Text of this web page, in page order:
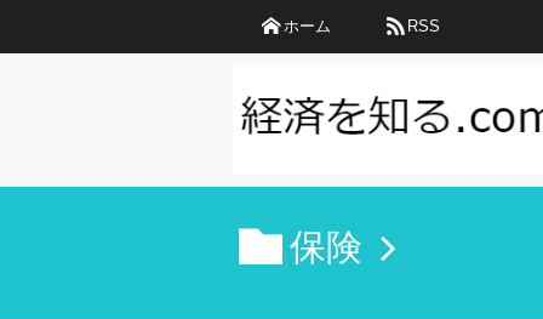
ホーム RSS
保険